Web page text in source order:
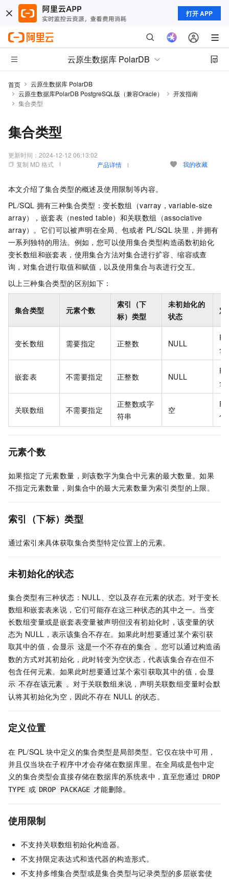
打开 APP
云原生数据库 PolarDB
首页
云原生数据库 PolarDB
云原生数据库PolarDB PostgreSQL版（兼容Oracle）
开发指南
集合类型
集合类型
更新时间： 2024-12-12 06:13:02
复制 MD 格式
产品详情 我的收藏
本文介绍了集合类型的概述及使用限制等内容。
PL/SQL 拥有三种集合类型：变长数组（varray，variable-size
array），嵌套表（nested table）和关联数组（associative
array）。它们可以被声明在全局、包或者 PL/SQL 块里，并拥有
一系列独特的用法。例如，您可以使用集合类型构造函数初始化
变长数组和嵌套表，使用集合方法对集合进行扩容、缩容或查
询，对集合进行取值和赋值，以及使用集合与表进行交互。
以上三种集合类型的区别如下：
集合类型 元素个数
索引（下
标）类型
未初始化的
状态
定
变长数组 需要指定 正整数 NULL
全
嵌套表 不需要指定 正整数 NULL
全
关联数组 不需要指定
正整数或字
符串
空
包
元素个数
如果指定了元素数量，则该数字为集合中元素的最大数量。如果
不指定元素数量，则集合中的最大元素数量为索引类型的上限。
索引（下标）类型
通过索引来具体获取集合类型特定位置上的元素。
未初始化的状态
集合类型有三种状态：NULL、空以及存在元素的状态。对于变长
数组和嵌套表来说，它们可能存在这三种状态的其中之一。当变
长数组变量或是嵌套表变量被声明但没有初始化时，该变量的状
态为 NULL，表示该集合不存在。如果此时想要通过某个索引获
取其中的值，会显示 这是一个不存在的集合 。您可以通过构造函
数的方式对其初始化，此时转变为空状态，代表该集合存在但不
包含任何元素。如果此时想要通过某个索引获取其中的值，会显
示 不存在该元素 。对于关联数组来说，声明关联数组变量时会默
认将其初始化为空，因此不存在 NULL 的状态。
定义位置
在 PL/SQL 块中定义的集合类型是局部类型。它仅在块中可用，
并且仅当块在子程序中才会存储在数据库里。在全局或是包中定
义的集合类型会直接存储在数据库的系统表中，直至您通过 DROP
TYPE 或 DROP PACKAGE 才能删除。
使用限制
不支持关联数组初始化构造器。
不支持限定表达式和迭代器的构造形式。
不支持多维集合类型或是集合类型与记录类型的多层嵌套使